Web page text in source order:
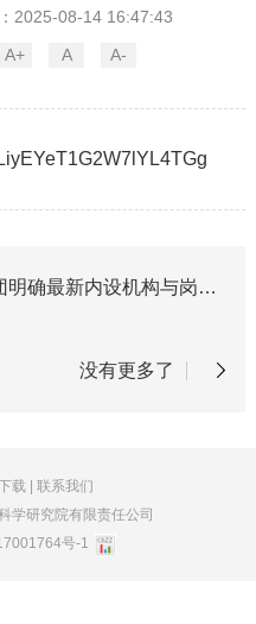
2025-08-14 16:47:43
A+ A A-
总部“换新图”！辽水集团明确最新内设机构与岗位职责
没有更多了
载|
联系我们
学研究院有限责任公司
号-1